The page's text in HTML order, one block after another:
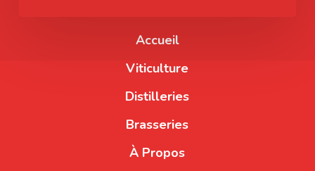
Accueil
Viticulture
Distilleries
Brasseries
À Propos